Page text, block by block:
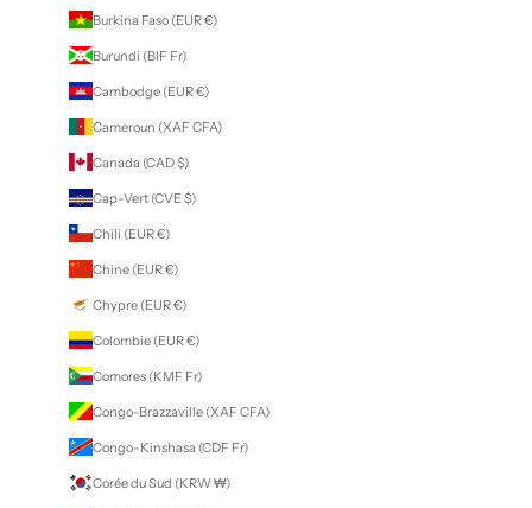
Burkina Faso (EUR €)
Burundi (BIF Fr)
Cambodge (EUR €)
Cameroun (XAF CFA)
Canada (CAD $)
Cap-Vert (CVE $)
Chili (EUR €)
Chine (EUR €)
Chypre (EUR €)
Colombie (EUR €)
Comores (KMF Fr)
Congo-Brazzaville (XAF CFA)
Congo-Kinshasa (CDF Fr)
Corée du Sud (KRW ₩)